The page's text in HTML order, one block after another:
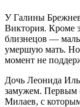
У Галины
Виктория. Кроме
близнецов —
умершую мать.
момент не
Дочь Леонида
замужем. Первым
Милаев, с